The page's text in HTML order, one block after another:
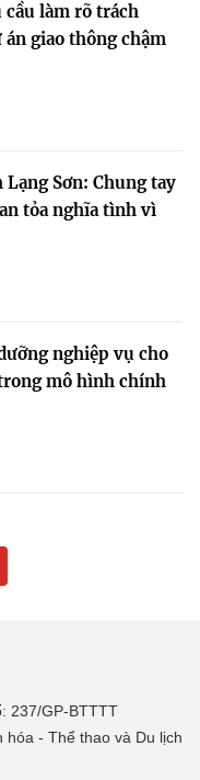
làm rõ trách
giao thông chậm
Sơn: Chung tay
tỏa nghĩa tình vì
nghiệp vụ cho
mô hình chính
237/GP-BTTTT
hóa - Thể thao và Du lịch